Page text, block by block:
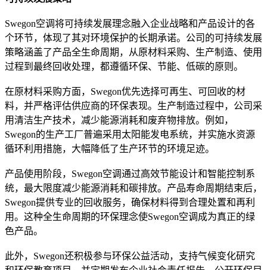
Swegon空调将可持续发展理念融入企业战略和产品设计的各
个环节，体现了其对环境保护的长期承诺。公司的可持续发展
策略涵盖了产品全生命周期，从原材料采购、生产制造、使用
过程到最终回收处理，都遵循环保、节能、低碳的原则。
在原材料采购方面，Swegon优先选择可再生、可回收的材
料，并严格评估供应商的环保表现。生产制造过程中，公司采
用清洁生产技术，减少能源消耗和废弃物排放。例如，
Swegon的生产工厂普遍采用太阳能发电系统，并实施水资源
循环利用措施，大幅降低了生产环节的环境足迹。
产品使用阶段，Swegon空调通过高效节能设计和智能控制系
统，最大限度减少能源消耗和碳排放。产品寿命周期结束后，
Swegon提供专业的回收服务，确保材料得到合理处置和再利
用。这种全生命周期的环保理念使Swegon空调成为真正的绿
色产品。
此外，Swegon还积极参与环保公益活动，支持气候变化研究